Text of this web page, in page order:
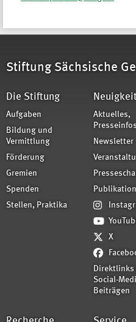
Stiftung Sächsische
Die Stiftung
Aufgaben
Bildung und
Vermittlung
Förderung
Gremien
Spenden
Stellen, Praktika
Aktuelles,
Presseinfos
Newsletter
X
Direktlinks
Social-
Beiträgen